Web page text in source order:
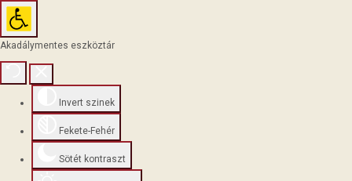
Akadálymentes eszköztár
Invert szinek
Fekete-Fehér
Sötét kontraszt